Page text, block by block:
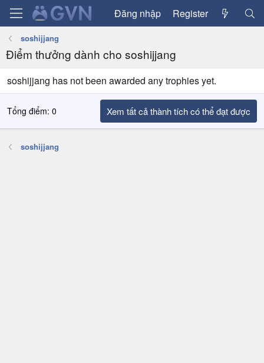
Đăng nhập Register
soshijjang
Điểm thưởng dành cho soshijjang
soshijjang has not been awarded any trophies yet.
Tổng điểm: 0 Xem tất cả thành tích có thể đạt được
soshijjang